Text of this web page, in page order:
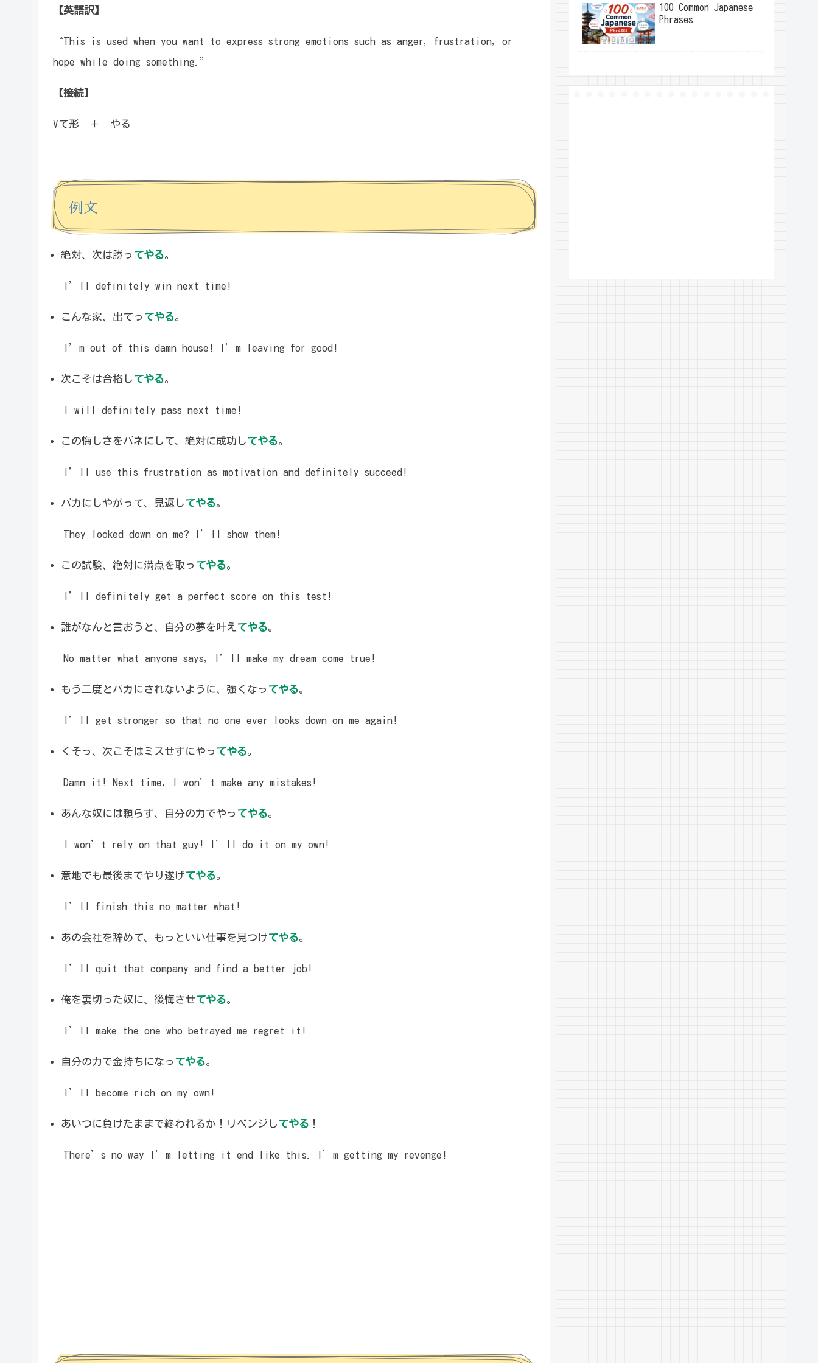
【英語訳】
“This is used when you want to express strong emotions such as anger, frustration, or
hope while doing something.”
【接続】
Vて形 ＋ やる
例文
絶対、次は勝っ てやる。
I’ll definitely win next time!
こんな家、出てっ てやる。
I’m out of this damn house! I’m leaving for good!
次こそは合格し てやる。
I will definitely pass next time!
この悔しさをバネにして、絶対に成功し てやる。
I’ll use this frustration as motivation and definitely succeed!
バカにしやがって、見返し てやる。
They looked down on me? I’ll show them!
この試験、絶対に満点を取っ てやる。
I’ll definitely get a perfect score on this test!
誰がなんと言おうと、自分の夢を叶え てやる。
No matter what anyone says, I’ll make my dream come true!
もう二度とバカにされないように、強くなっ てやる。
I’ll get stronger so that no one ever looks down on me again!
くそっ、次こそはミスせずにやっ てやる。
Damn it! Next time, I won’t make any mistakes!
あんな奴には頼らず、自分の力でやっ てやる。
I won’t rely on that guy! I’ll do it on my own!
意地でも最後までやり遂げてやる。
I’ll finish this no matter what!
あの会社を辞めて、もっといい仕事を見つけてやる。
I’ll quit that company and find a better job!
俺を裏切った奴に、後悔させてやる。
I’ll make the one who betrayed me regret it!
自分の力で金持ちになっ てやる。
I’ll become rich on my own!
あいつに負けたままで終われるか！リベンジし てやる ！
There’s no way I’m letting it end like this. I’m getting my revenge!
100 Common Japanese
Phrases